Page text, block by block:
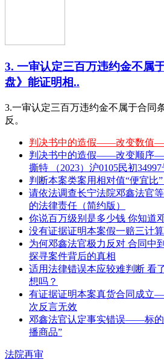
3. 一审认定三百万违约金不属
盘》能证明相..
3.一审认定三百万违约金不属于合同
反。
判决书中的造假——改变数值
判决书中的造假——改变顺序
撕特 （2023）沪0105民初34997
判断本案类案用相对值“便宜比
请依法调查长宁法院邓鑫法官
的法律责任（简约版）
你说百万级别是多少钱 你知道
没有证据证明本案假一赔三计
为何邓鑫法官极力反对 合同
探寻案件背后的真相
适用法律错误本应较难判断 看
想吗？
有证据证明本案真货合同成立
次反言无效
邓鑫法官认定事实错误——标的
播商品”
法院再审